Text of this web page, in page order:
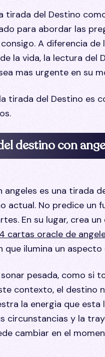
tirada del Destino
para abordar las
A diferencia
la vida, la lectura del
mas urgente en su
tirada del Destino es
destino con
angeles es una tirada
actual. No predice un
En su lugar, crea
cartas oracle de
que ilumina un
pesada, como si
contexto, el destino
la energia que
circunstancias y la
cambiar en el